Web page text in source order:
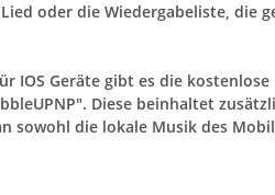
oder die Wiedergabeliste, die
IOS Geräte gibt es die
Diese beinhaltet
sowohl die lokale Musik des